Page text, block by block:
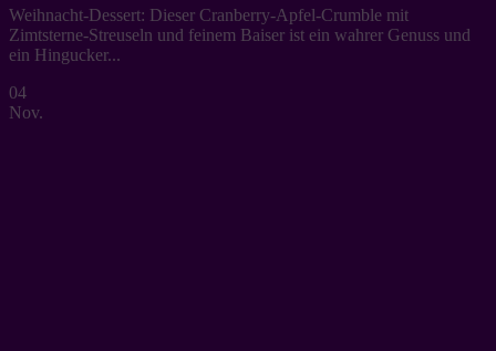
Weihnacht-Dessert: Dieser Cranberry-Apfel-Crumble mit
Zimtsterne-Streuseln und feinem Baiser ist ein wahrer Genuss und
ein Hingucker...
04
Nov.